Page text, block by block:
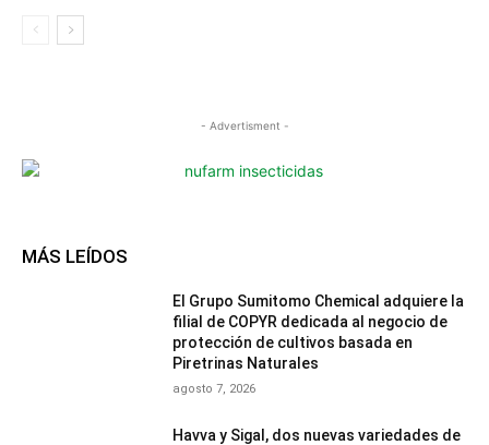
- Advertisment -
MÁS LEÍDOS
El Grupo Sumitomo Chemical adquiere la
filial de COPYR dedicada al negocio de
protección de cultivos basada en
Piretrinas Naturales
agosto 7, 2026
Havva y Sigal, dos nuevas variedades de